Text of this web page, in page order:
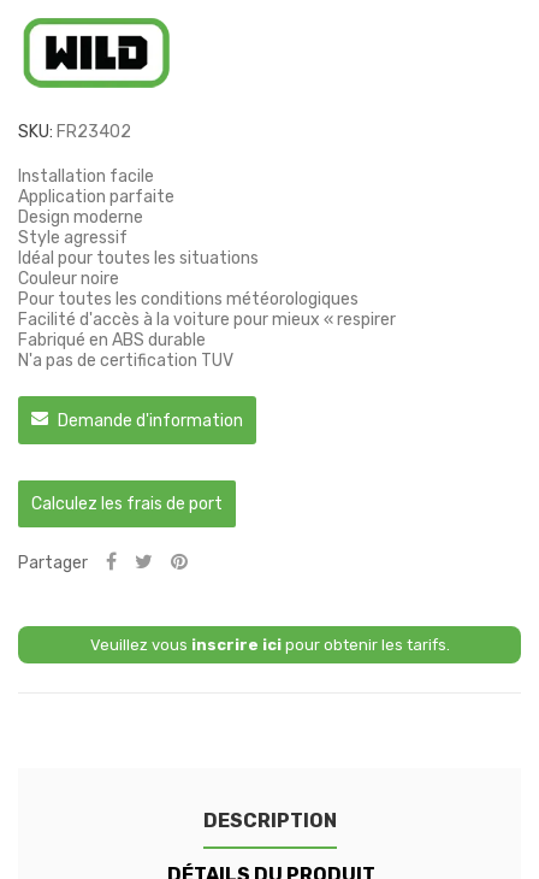
SKU: FR23402
Installation facile
Application parfaite
Design moderne
Style agressif
Idéal pour toutes les situations
Couleur noire
Pour toutes les conditions météorologiques
Facilité d'accès à la voiture pour mieux « respirer
Fabriqué en ABS durable
N'a pas de certification TUV
Demande d'information
Calculez les frais de port
Partager
Veuillez vous inscrire icipour obtenir les tarifs.
DESCRIPTION
DÉTAILS DU PRODUIT